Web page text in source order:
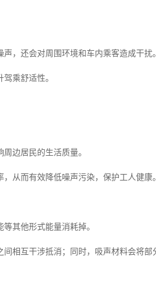
，还会对周围环境和车内乘客造成干扰。
乘舒适性。
边居民的生活质量。
从而有效降低噪声污染，保护工人健康。
其他形式能量消耗掉。
相互干涉抵消；同时，吸声材料会将部